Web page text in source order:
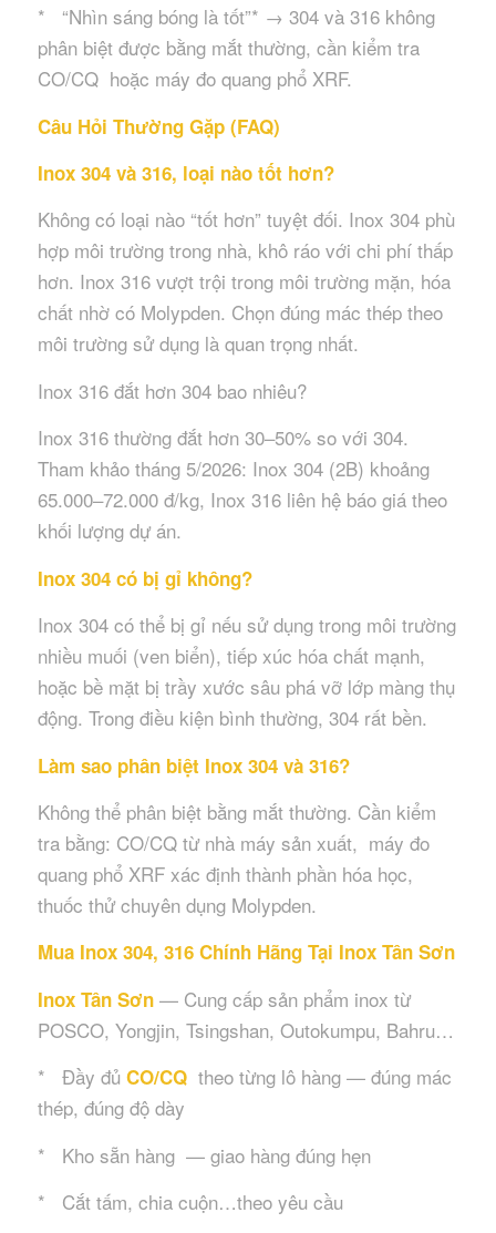
* “Nhìn sáng bóng là tốt”* → 304 và 316 không
phân biệt được bằng mắt thường, cần kiểm tra
CO/CQ hoặc máy đo quang phổ XRF.
Câu Hỏi Thường Gặp (FAQ)
Inox 304 và 316, loại nào tốt hơn?
Không có loại nào “tốt hơn” tuyệt đối. Inox 304 phù
hợp môi trường trong nhà, khô ráo với chi phí thấp
hơn. Inox 316 vượt trội trong môi trường mặn, hóa
chất nhờ có Molypden. Chọn đúng mác thép theo
môi trường sử dụng là quan trọng nhất.
Inox 316 đắt hơn 304 bao nhiêu?
Inox 316 thường đắt hơn 30–50% so với 304.
Tham khảo tháng 5/2026: Inox 304 (2B) khoảng
65.000–72.000 đ/kg, Inox 316 liên hệ báo giá theo
khối lượng dự án.
Inox 304 có bị gỉ không?
Inox 304 có thể bị gỉ nếu sử dụng trong môi trường
nhiều muối (ven biển), tiếp xúc hóa chất mạnh,
hoặc bề mặt bị trầy xước sâu phá vỡ lớp màng thụ
động. Trong điều kiện bình thường, 304 rất bền.
Làm sao phân biệt Inox 304 và 316?
Không thể phân biệt bằng mắt thường. Cần kiểm
tra bằng: CO/CQ từ nhà máy sản xuất, máy đo
quang phổ XRF xác định thành phần hóa học,
thuốc thử chuyên dụng Molypden.
Mua Inox 304, 316 Chính Hãng Tại Inox Tân Sơn
Inox Tân Sơn— Cung cấp sản phẩm inox từ
POSCO, Yongjin, Tsingshan, Outokumpu, Bahru…
* Đầy đủ CO/CQtheo từng lô hàng — đúng mác
thép, đúng độ dày
* Kho sẵn hàng — giao hàng đúng hẹn
* Cắt tấm, chia cuộn…theo yêu cầu